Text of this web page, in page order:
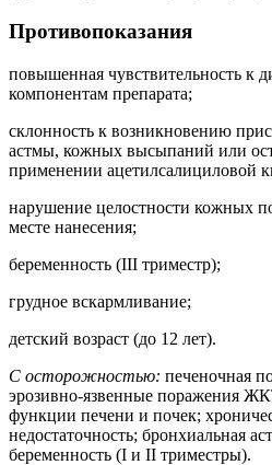
Противопоказания
повышенная чувствительность к
компонентам препарата;
склонность к возникновению
астмы, кожных высыпаний или
применении ацетилсалициловой
нарушение целостности кожных
месте нанесения;
беременность (III триместр);
грудное вскармливание;
детский возраст (до 12 лет).
С осторожностью: печеночная
эрозивно-язвенные поражения
функции печени и почек;
недостаточность; бронхиальная
беременность (I и II триместры).